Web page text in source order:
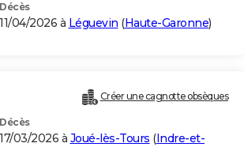
Décès
11/04/2026 à Léguevin (Haute-Garonne)
Créer une cagnotte obsèques
Décès
17/03/2026 à Joué-lès-Tours (Indre-et-